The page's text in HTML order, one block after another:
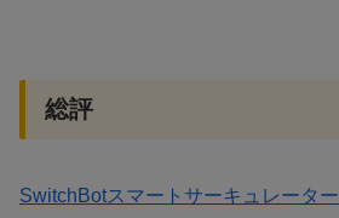
総評
SwitchBotスマートサーキュレーター